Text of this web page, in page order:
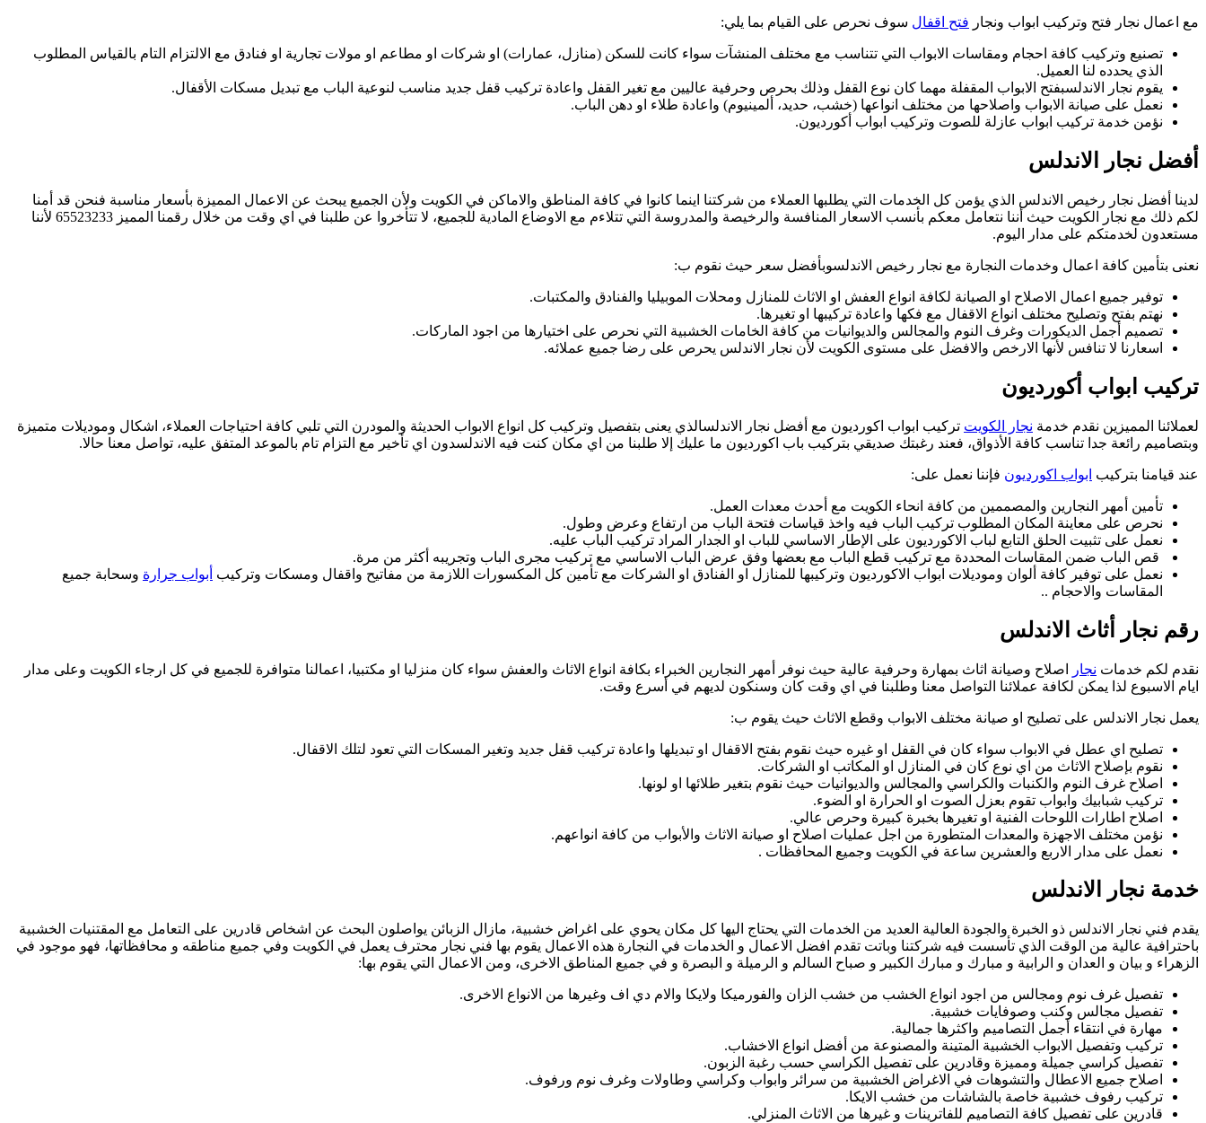
مع اعمال نجار فتح وتركيب ابواب ونجار فتح اقفال سوف نحرص على القيام بما يلي:
تصنيع وتركيب كافة احجام ومقاسات الابواب التي تتناسب مع مختلف المنشآت سواء كانت للسكن (منازل، عمارات) او شركات او مطاعم او مولات تجارية او فنادق مع الالتزام التام بالقياس المطلوب
الذي يحدده لنا العميل.
يقوم نجار الاندلسبفتح الابواب المقفلة مهما كان نوع القفل وذلك بحرص وحرفية عاليين مع تغير القفل واعادة تركيب قفل جديد مناسب لنوعية الباب مع تبديل مسكات الأقفال.
نعمل على صيانة الابواب واصلاحها من مختلف انواعها (خشب، حديد، ألمينيوم) واعادة طلاء او دهن الباب.
نؤمن خدمة تركيب ابواب عازلة للصوت وتركيب ابواب أكورديون.
أفضل نجار الاندلس
لدينا أفضل نجار رخيص الاندلس الذي يؤمن كل الخدمات التي يطلبها العملاء من شركتنا اينما كانوا في كافة المناطق والاماكن في الكويت ولأن الجميع يبحث عن الاعمال المميزة بأسعار مناسبة فنحن قد أمنا
لكم ذلك مع نجار الكويت حيث أننا نتعامل معكم بأنسب الاسعار المنافسة والرخيصة والمدروسة التي تتلاءم مع الاوضاع المادية للجميع، لا تتأخروا عن طلبنا في اي وقت من خلال رقمنا المميز 65523233 لأننا
مستعدون لخدمتكم على مدار اليوم.
نعنى بتأمين كافة اعمال وخدمات النجارة مع نجار رخيص الاندلسوبأفضل سعر حيث نقوم ب:
توفير جميع اعمال الاصلاح او الصيانة لكافة انواع العفش او الاثاث للمنازل ومحلات الموبيليا والفنادق والمكتبات.
نهتم بفتح وتصليح مختلف انواع الاقفال مع فكها واعادة تركيبها او تغيرها.
تصميم أجمل الديكورات وغرف النوم والمجالس والديوانيات من كافة الخامات الخشبية التي نحرص على اختيارها من اجود الماركات.
اسعارنا لا تنافس لأنها الارخص والافضل على مستوى الكويت لأن نجار الاندلس يحرص على رضا جميع عملائه.
تركيب ابواب أكورديون
لعملائنا المميزين نقدم خدمة نجار الكويت تركيب ابواب اكورديون مع أفضل نجار الاندلسالذي يعنى بتفصيل وتركيب كل انواع الابواب الحديثة والمودرن التي تلبي كافة احتياجات العملاء، اشكال وموديلات متميزة
وبتصاميم رائعة جدا تناسب كافة الأذواق، فعند رغبتك صديقي بتركيب باب اكورديون ما عليك إلا طلبنا من اي مكان كنت فيه الاندلسدون اي تأخير مع التزام تام بالموعد المتفق عليه، تواصل معنا حالا.
عند قيامنا بتركيب ابواب اكورديون فإننا نعمل على:
تأمين أمهر النجارين والمصممين من كافة انحاء الكويت مع أحدث معدات العمل.
نحرص على معاينة المكان المطلوب تركيب الباب فيه واخذ قياسات فتحة الباب من ارتفاع وعرض وطول.
نعمل على تثبيت الحلق التابع لباب الاكورديون على الإطار الاساسي للباب او الجدار المراد تركيب الباب عليه.
قص الباب ضمن المقاسات المحددة مع تركيب قطع الباب مع بعضها وفق عرض الباب الاساسي مع تركيب مجرى الباب وتجريبه أكثر من مرة.
نعمل على توفير كافة ألوان وموديلات ابواب الاكورديون وتركيبها للمنازل او الفنادق او الشركات مع تأمين كل المكسورات اللازمة من مفاتيح واقفال ومسكات وتركيب أبواب جرارة وسحابة جميع
المقاسات والاحجام ..
رقم نجار أثاث الاندلس
نقدم لكم خدمات نجار
اصلاح وصيانة اثاث بمهارة وحرفية عالية حيث نوفر أمهر النجارين الخبراء بكافة انواع الاثاث والعفش سواء كان منزليا او مكتبيا، اعمالنا متوافرة للجميع في كل ارجاء الكويت وعلى مدار
ايام الاسبوع لذا يمكن لكافة عملائنا التواصل معنا وطلبنا في اي وقت كان وسنكون لديهم في أسرع وقت.
يعمل نجار الاندلس على تصليح او صيانة مختلف الابواب وقطع الاثاث حيث يقوم ب:
تصليح اي عطل في الابواب سواء كان في القفل او غيره حيث نقوم بفتح الاقفال او تبديلها واعادة تركيب قفل جديد وتغير المسكات التي تعود لتلك الاقفال.
نقوم بإصلاح الاثاث من اي نوع كان في المنازل او المكاتب او الشركات.
اصلاح غرف النوم والكنبات والكراسي والمجالس والديوانيات حيث نقوم بتغير طلائها او لونها.
تركيب شبابيك وابواب تقوم بعزل الصوت او الحرارة او الضوء.
اصلاح اطارات اللوحات الفنية او تغيرها بخبرة كبيرة وحرص عالي.
نؤمن مختلف الاجهزة والمعدات المتطورة من اجل عمليات اصلاح او صيانة الاثاث والأبواب من كافة انواعهم.
نعمل على مدار الاربع والعشرين ساعة في الكويت وجميع المحافظات .
خدمة نجار الاندلس
يقدم فني نجار الاندلس ذو الخبرة والجودة العالية العديد من الخدمات التي يحتاج اليها كل مكان يحوي على اغراض خشبية، مازال الزبائن يواصلون البحث عن اشخاص قادرين على التعامل مع المقتنيات الخشبية
باحترافية عالية من الوقت الذي تأسست فيه شركتنا وباتت تقدم افضل الاعمال و الخدمات في النجارة هذه الاعمال يقوم بها فني نجار محترف يعمل في الكويت وفي جميع مناطقه و محافظاتها، فهو موجود في
الزهراء و بيان و العدان و الرابية و مبارك و مبارك الكبير و صباح السالم و الرميلة و البصرة و في جميع المناطق الاخرى، ومن الاعمال التي يقوم بها:
تفصيل غرف نوم ومجالس من اجود انواع الخشب من خشب الزان والفورميكا ولايكا والام دي اف وغيرها من الانواع الاخرى.
تفصيل مجالس وكنب وصوفايات خشبية.
مهارة في انتقاء أجمل التصاميم واكثرها جمالية.
تركيب وتفصيل الابواب الخشبية المتينة والمصنوعة من أفضل انواع الاخشاب.
تفصيل كراسي جميلة ومميزة وقادرين على تفصيل الكراسي حسب رغبة الزبون.
اصلاح جميع الاعطال والتشوهات في الاغراض الخشبية من سرائر وابواب وكراسي وطاولات وغرف نوم ورفوف.
تركيب رفوف خشبية خاصة بالشاشات من خشب الايكا.
قادرين على تفصيل كافة التصاميم للفاترينات و غيرها من الاثاث المنزلي.